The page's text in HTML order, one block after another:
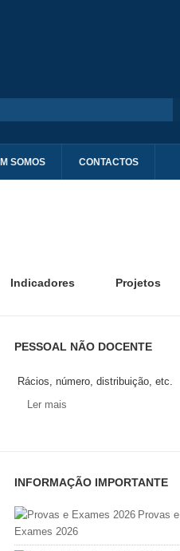
SOMOS CONTACTOS
Indicadores Projetos
PESSOAL NÃO DOCENTE
Rácios, número, distribuição, etc.
Ler mais
INFORMAÇÃO IMPORTANTE
Provas e
Exames 2026